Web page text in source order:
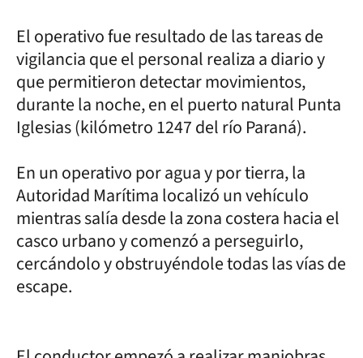
El operativo fue resultado de las tareas de
vigilancia que el personal realiza a diario y
que permitieron detectar movimientos,
durante la noche, en el puerto natural Punta
Iglesias (kilómetro 1247 del río Paraná).
En un operativo por agua y por tierra, la
Autoridad Marítima localizó un vehículo
mientras salía desde la zona costera hacia el
casco urbano y comenzó a perseguirlo,
cercándolo y obstruyéndole todas las vías de
escape.